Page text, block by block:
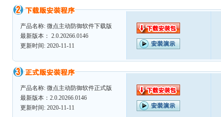
产品名称: 微点主动防御软件下载版
最新版本： 2.0.20266.0146
更新时间: 2020-11-11
产品名称: 微点主动防御软件正式版
最新版本：2.0.20266.0146
更新时间: 2020-11-11